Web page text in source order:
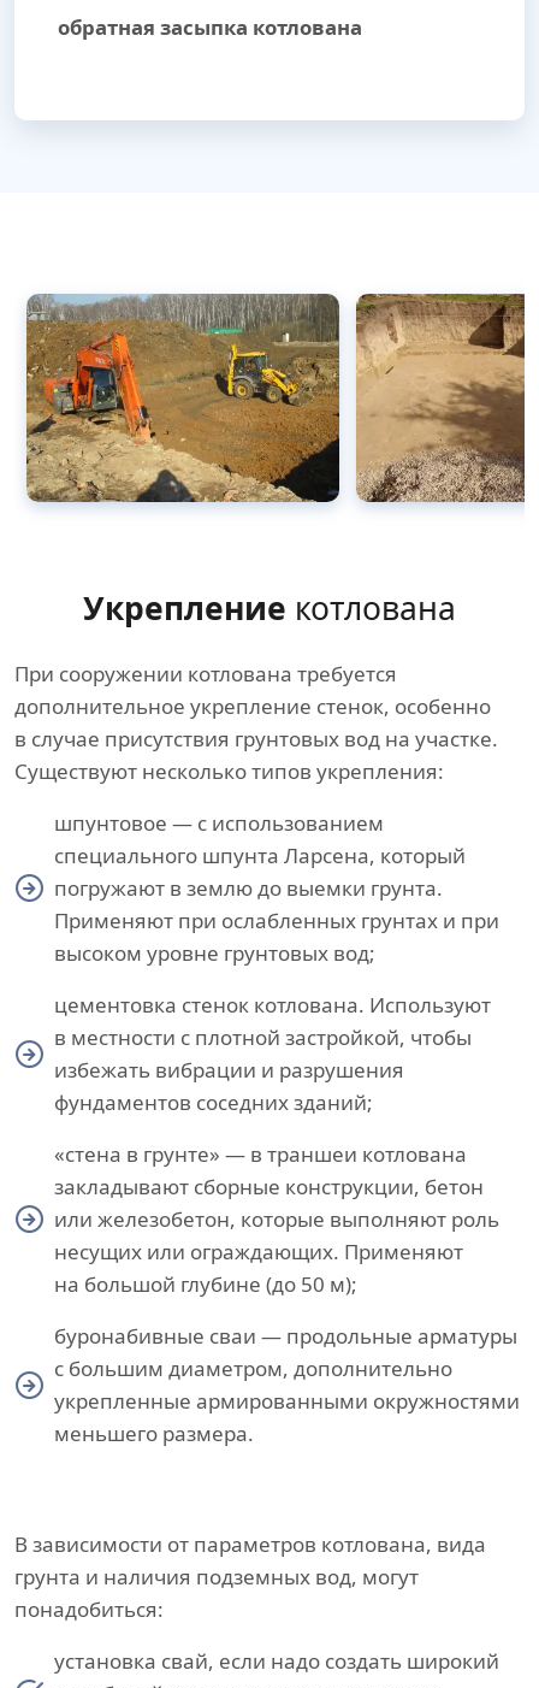
обратная засыпка котлована
Укрепление котлована
При сооружении котлована требуется
дополнительное укрепление стенок, особенно
в случае присутствия грунтовых вод на участке.
Существуют несколько типов укрепления:
шпунтовое — с использованием
специального шпунта Ларсена, который
погружают в землю до выемки грунта.
Применяют при ослабленных грунтах и при
высоком уровне грунтовых вод;
цементовка стенок котлована. Используют
в местности с плотной застройкой, чтобы
избежать вибрации и разрушения
фундаментов соседних зданий;
«стена в грунте» — в траншеи котлована
закладывают сборные конструкции, бетон
или железобетон, которые выполняют роль
несущих или ограждающих. Применяют
на большой глубине (до 50 м);
буронабивные сваи — продольные арматуры
с большим диаметром, дополнительно
укрепленные армированными окружностями
меньшего размера.
В зависимости от параметров котлована, вида
грунта и наличия подземных вод, могут
понадобиться:
установка свай, если надо создать широкий